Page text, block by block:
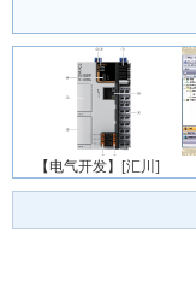
【电气开发】[汇川]